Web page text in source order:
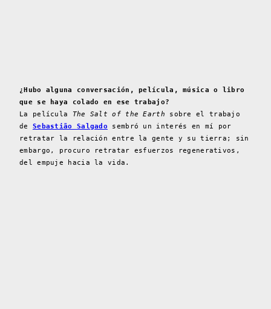
¿Hubo alguna conversación, película, música o libro
que se haya colado en ese trabajo?
La película
The Salt of the Earth sobre el trabajo
de Sebastião Salgado sembró un interés en mí por
retratar la relación entre la gente y su tierra; sin
embargo, procuro retratar esfuerzos regenerativos,
del empuje hacia la vida.